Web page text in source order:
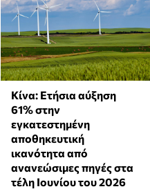
Κίνα: Ετήσια αύξηση
61% στην
εγκατεστημένη
αποθηκευτική
ικανότητα από
ανανεώσιμες πηγές στα
τέλη Ιουνίου του 2026